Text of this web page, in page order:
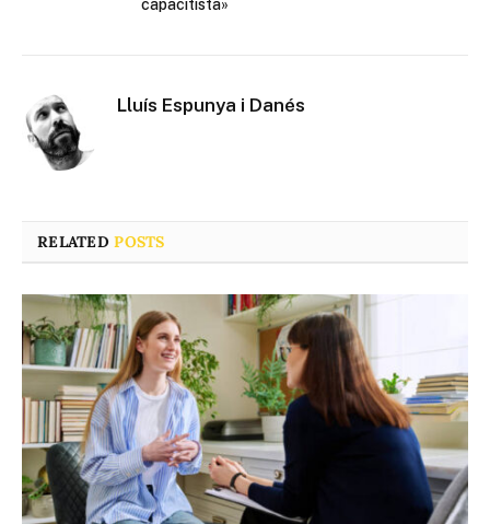
capacitista»
Lluís Espunya i Danés
RELATEDPOSTS